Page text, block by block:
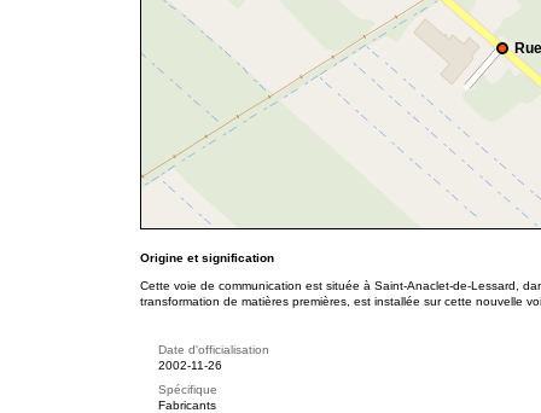
Origine et signification
Cette voie de communication est située à Saint-Anaclet-de-Lessard,
transformation de matières premières, est installée sur cette nouvelle
Date d'officialisation
2002-11-26
Spécifique
Fabricants